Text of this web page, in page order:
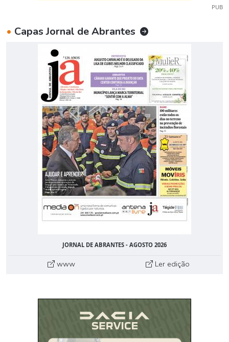
PUB
• Capas Jornal de Abrantes
JORNAL DE ABRANTES - AGOSTO 2026
www Ler edição